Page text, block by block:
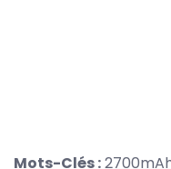
Mots-Clés :